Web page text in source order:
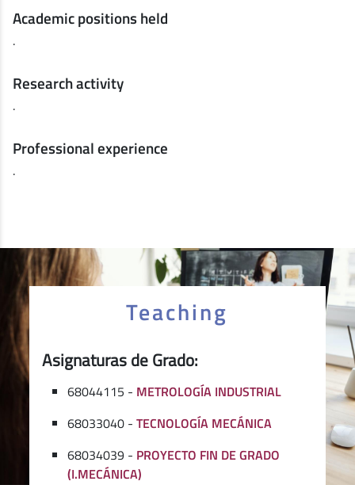
Academic positions held
.
Research activity
.
Professional experience
.
Teaching
Asignaturas de Grado:
68044115 - METROLOGÍA INDUSTRIAL
68033040 -TECNOLOGÍA MECÁNICA
68034039 - PROYECTO FIN DE GRADO
(I.MECÁNICA)